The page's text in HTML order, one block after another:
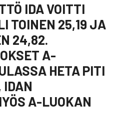
IDA VOITTI
TOINEN 25,19 JA
24,82.
A-
HETA PITI
A-LUOKAN